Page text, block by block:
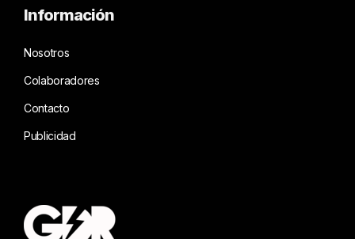
Información
Nosotros
Colaboradores
Contacto
Publicidad